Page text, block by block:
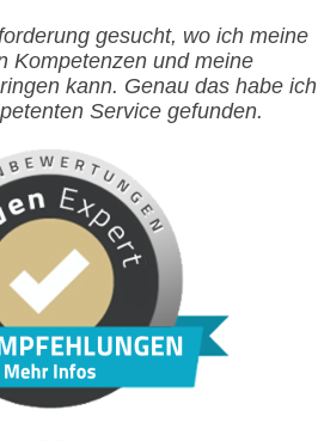
gesucht, wo ich meine
Kompetenzen und meine
kann. Genau das habe ich
Service gefunden.